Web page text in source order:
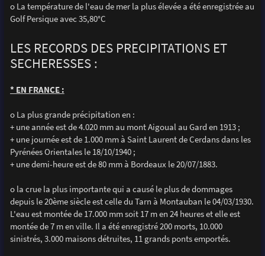
o La température de l'eau de mer la plus élevée a été enregistrée au
Golf Persique avec 35,80°C
LES RECORDS DES PRECIPITATIONS ET
SECHERESSES :
* EN FRANCE :
o La plus grande précipitation en :
+ une année est de 4.020 mm au mont Aigoual au Gard en 1913 ;
+ une journée est de 1.000 mm à Saint Laurent de Cerdans dans les
Pyrénées Orientales le 18/10/1940 ;
+ une demi-heure est de 80 mm à Bordeaux le 20/07/1883.
o la crue la plus importante qui a causé le plus de dommages
depuis le 20ème siècle est celle du Tarn à Montauban le 04/03/1930.
L'eau est montée de 17.000 mm soit 17 m en 24 heures et elle est
montée de 7 m en ville. Il a été enregistré 200 morts, 10.000
sinistrés, 3.000 maisons détruites, 11 grands ponts emportés.